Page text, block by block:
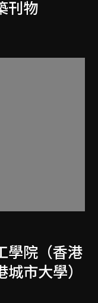
刊物
學院（香港
市大學）